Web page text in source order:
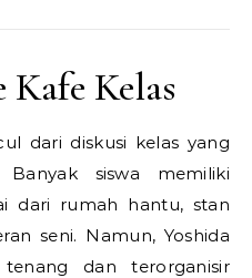
Kelas
dari diskusi kelas yang
siswa memiliki
dari rumah hantu, stan
seni. Namun, Yoshida
dan terorganisir